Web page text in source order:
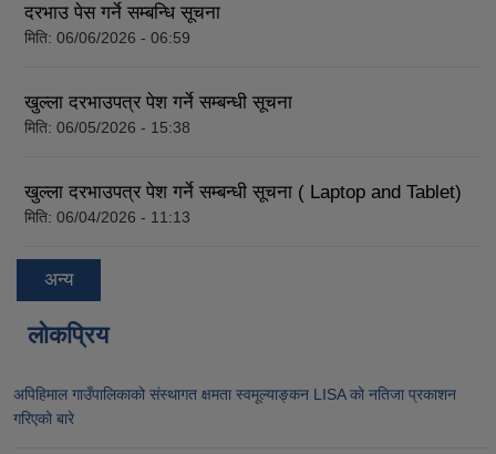
दरभाउ पेस गर्ने सम्बन्धि सूचना
मिति: 06/06/2026 - 06:59
खुल्ला दरभाउपत्र पेश गर्ने सम्बन्धी सूचना
मिति: 06/05/2026 - 15:38
खुल्ला दरभाउपत्र पेश गर्ने सम्बन्धी सूचना ( Laptop and Tablet)
मिति: 06/04/2026 - 11:13
अन्य
लोकप्रिय
अपिहिमाल गाउँपालिकाको संस्थागत क्षमता स्वमूल्याङ्कन LISA को नतिजा प्रकाशन
गरिएको बारे